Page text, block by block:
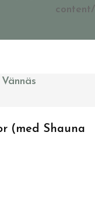
(med Shauna